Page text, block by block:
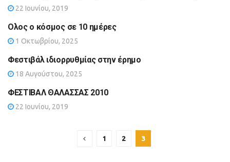
22 Ιουνίου, 2019
Ολος ο κόσμος σε 10 ημέρες
1 Οκτωβρίου, 2025
Φεστιβάλ ιδιορρυθμίας στην έρημο
18 Αυγούστου, 2025
ΦΕΣΤΙΒΑΛ ΘΑΛΑΣΣΑΣ 2010
22 Ιουνίου, 2019
1 2 3